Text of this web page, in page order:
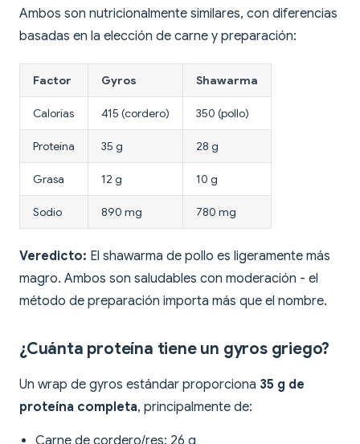
Ambos son nutricionalmente similares, con diferencias
basadas en la elección de carne y preparación:
Factor Gyros Shawarma
Calorías 415 (cordero) 350 (pollo)
Proteína 35 g 28 g
Grasa 12 g 10 g
Sodio 890 mg 780 mg
Veredicto: El shawarma de pollo es ligeramente más
magro. Ambos son saludables con moderación - el
método de preparación importa más que el nombre.
¿Cuánta proteína tiene un gyros griego?
Un wrap de gyros estándar proporciona 35 g de
proteína completa, principalmente de: